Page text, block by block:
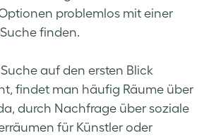
problemlos mit einer
finden.
auf den ersten Blick
findet man häufig Räume über
durch Nachfrage über soziale
für Künstler oder